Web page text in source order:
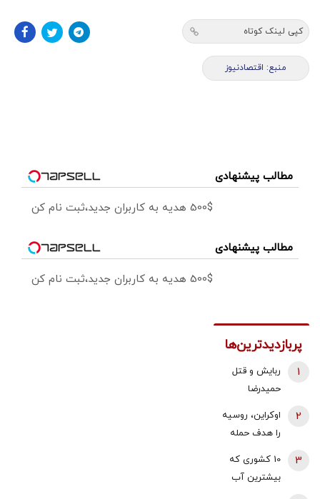
کپی لینک کوتاه
منبع: اقتصادنیوز
مطالب پیشنهادی
500$ هدیه به کاربران جدید،ثبت نام کن
مطالب پیشنهادی
500$ هدیه به کاربران جدید،ثبت نام کن
پربازدیدترین‌ها
ربایش و قتل
حمیدرضا
شد/ ارسال
ویدئویی از
لحظه قتل او
برای
1
اوکراین، روسیه
را هدف حمله
سوزی گسترده
در پالایشگاه
2
10 کشوری که
بیشترین آب
3